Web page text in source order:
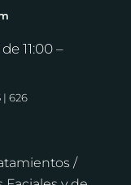
11:00 –
| 626
/